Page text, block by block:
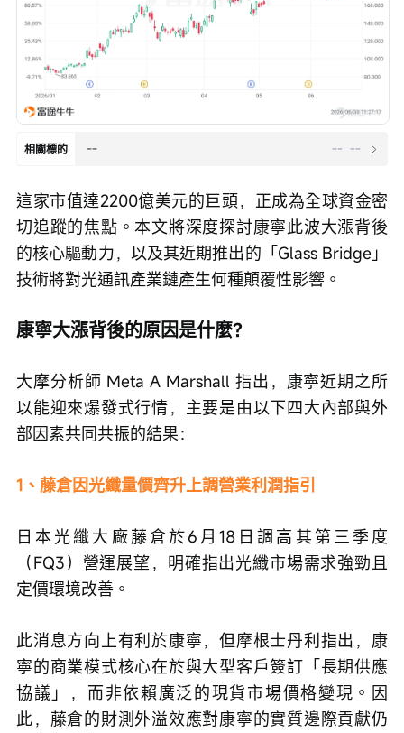
相關標的 -- -- --
這家市值達2200億美元的巨頭，正成為全球資金密
切追蹤的焦點。本文將深度探討康寧此波大漲背後
的核心驅動力，以及其近期推出的「Glass Bridge」
技術將對光通訊產業鏈產生何種顛覆性影響。
康寧大漲背後的原因是什麼？
大摩分析師 Meta A Marshall 指出，康寧近期之所
以能迎來爆發式行情，主要是由以下四大內部與外
部因素共同共振的結果：
1、藤倉因光纖量價齊升上調營業利潤指引
日本光纖大廠藤倉於6月18日調高其第三季度
（FQ3）營運展望，明確指出光纖市場需求強勁且
定價環境改善。
此消息方向上有利於康寧，但摩根士丹利指出，康
寧的商業模式核心在於與大型客戶簽訂「長期供應
協議」，而非依賴廣泛的現貨市場價格變現。因
此，藤倉的財測外溢效應對康寧的實質邊際貢獻仍